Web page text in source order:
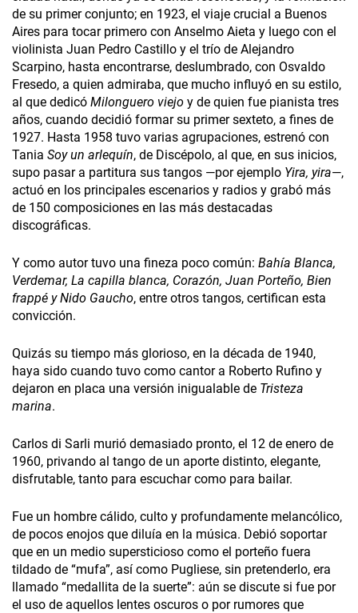
de su primer conjunto; en 1923, el viaje crucial a Buenos
Aires para tocar primero con Anselmo Aieta y luego con el
violinista Juan Pedro Castillo y el trío de Alejandro
Scarpino, hasta encontrarse, deslumbrado, con Osvaldo
Fresedo, a quien admiraba, que mucho influyó en su estilo,
al que dedicó Milonguero viejo y de quien fue pianista tres
años, cuando decidió formar su primer sexteto, a fines de
1927. Hasta 1958 tuvo varias agrupaciones, estrenó con
Tania Soy un arlequín, de Discépolo, al que, en sus inicios,
supo pasar a partitura sus tangos —por ejemplo Yira, yira—,
actuó en los principales escenarios y radios y grabó más
de 150 composiciones en las más destacadas
discográficas.
Y como autor tuvo una fineza poco común: Bahía Blanca,
Verdemar, La capilla blanca, Corazón, Juan Porteño, Bien
frappé y Nido Gaucho, entre otros tangos, certifican esta
convicción.
Quizás su tiempo más glorioso, en la década de 1940,
haya sido cuando tuvo como cantor a Roberto Rufino y
dejaron en placa una versión inigualable de Tristeza
marina.
Carlos di Sarli murió demasiado pronto, el 12 de enero de
1960, privando al tango de un aporte distinto, elegante,
disfrutable, tanto para escuchar como para bailar.
Fue un hombre cálido, culto y profundamente melancólico,
de pocos enojos que diluía en la música. Debió soportar
que en un medio supersticioso como el porteño fuera
tildado de “mufa”, así como Pugliese, sin pretenderlo, era
llamado “medallita de la suerte”: aún se discute si fue por
el uso de aquellos lentes oscuros o por rumores que